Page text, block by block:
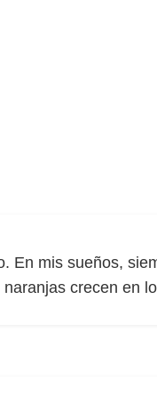
En mis sueños,
crecen en